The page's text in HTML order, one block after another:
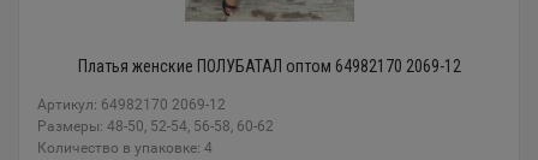
Платья женские ПОЛУБАТАЛ оптом 64982170 2069-12
Артикул: 64982170 2069-12
Размеры: 48-50, 52-54, 56-58, 60-62
Количество в упаковке: 4